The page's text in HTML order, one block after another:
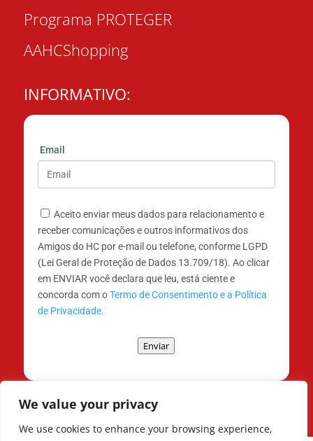
We value your privacy
We use cookies to enhance your browsing experience,
Programa PROTEGER
AAHCShopping
INFORMATIVO:
Email
Aceito enviar meus dados para relacionamento e
receber comunicações e outros informativos dos
Amigos do HC por e-mail ou telefone, conforme LGPD
(Lei Geral de Proteção de Dados 13.709/18). Ao clicar
em ENVIAR você declara que leu, está ciente e
concorda com oTermo de Consentimento e a Política
de Privacidade.
Enviar